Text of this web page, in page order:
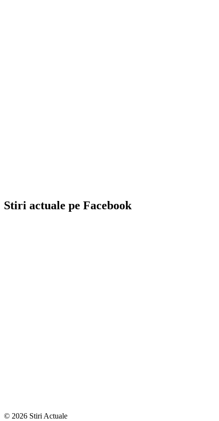
Stiri actuale pe Facebook
© 2026 Stiri Actuale